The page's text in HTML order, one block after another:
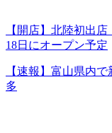
【開店】北陸初出
18日にオープン予定
【速報】富山県内
多